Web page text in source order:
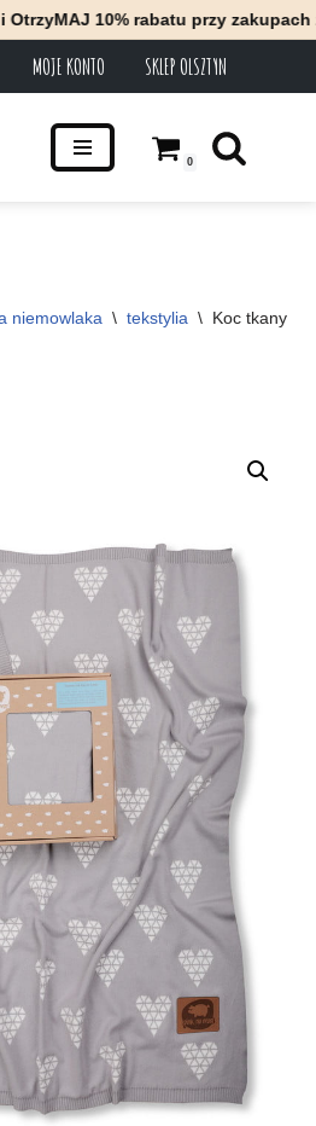
10% rabatu przy zakupach za
MOJE KONTO SKLEP OLSZTYN
0
niemowlaka \ tekstylia \ Koc tkany